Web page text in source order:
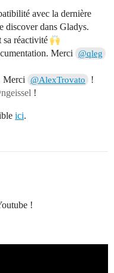
avec la dernière
discover dans Gladys.
sa réactivité
Merci
@qleg
Merci
@AlexTrovato
!
!
ici.
!